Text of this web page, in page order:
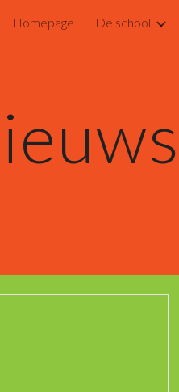
to main content
Homepage De school